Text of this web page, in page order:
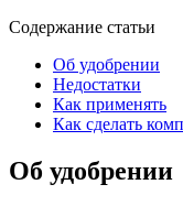
Содержание статьи
Об удобрении
Недостатки
Как применять
Как сделать
Об удобрении